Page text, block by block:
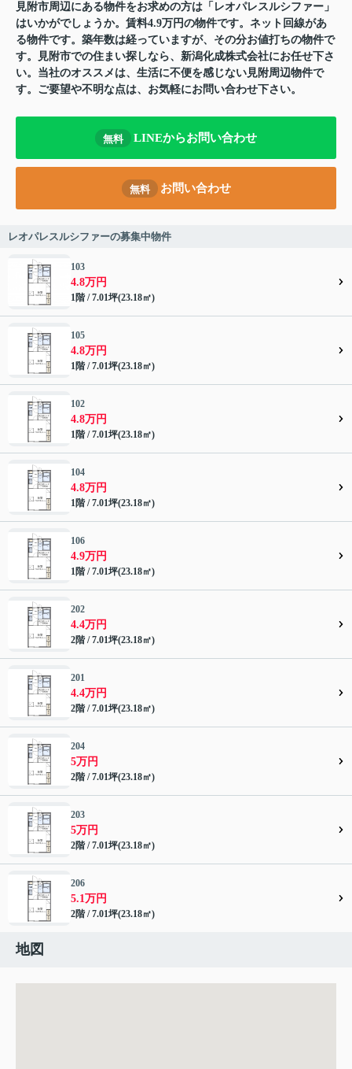
見附市周辺にある物件をお求めの方は「レオパレスルシファー」
はいかがでしょうか。賃料4.9万円の物件です。ネット回線があ
る物件です。築年数は経っていますが、その分お値打ちの物件で
す。見附市での住まい探しなら、新潟化成株式会社にお任せ下さ
い。当社のオススメは、生活に不便を感じない見附周辺物件で
す。ご要望や不明な点は、お気軽にお問い合わせ下さい。
無料 LINEからお問い合わせ
無料 お問い合わせ
レオパレスルシファーの募集中物件
103
4.8万円
1階 / 7.01坪(23.18㎡)
105
4.8万円
1階 / 7.01坪(23.18㎡)
102
4.8万円
1階 / 7.01坪(23.18㎡)
104
4.8万円
1階 / 7.01坪(23.18㎡)
106
4.9万円
1階 / 7.01坪(23.18㎡)
202
4.4万円
2階 / 7.01坪(23.18㎡)
201
4.4万円
2階 / 7.01坪(23.18㎡)
204
5万円
2階 / 7.01坪(23.18㎡)
203
5万円
2階 / 7.01坪(23.18㎡)
206
5.1万円
2階 / 7.01坪(23.18㎡)
地図